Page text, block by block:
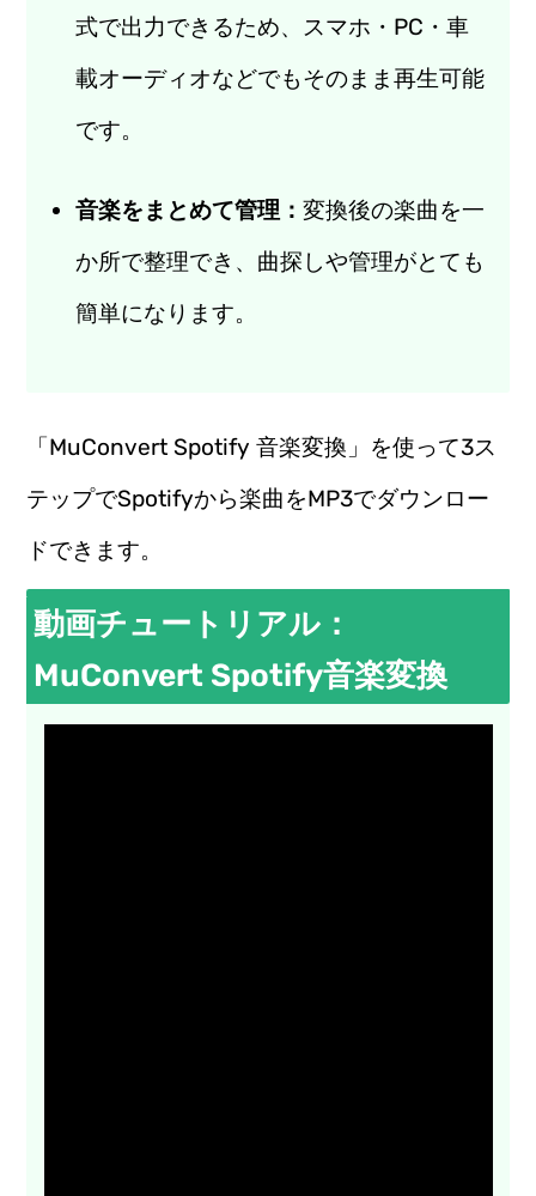
式で出力できるため、スマホ・PC・車
載オーディオなどでもそのまま再生可能
です。
音楽をまとめて管理：変換後の楽曲を一
か所で整理でき、曲探しや管理がとても
簡単になります。
「MuConvert Spotify 音楽変換」を使って3ス
テップでSpotifyから楽曲をMP3でダウンロー
ドできます。
動画チュートリアル：
MuConvert Spotify音楽変換